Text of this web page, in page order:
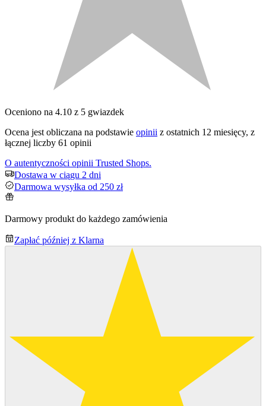
Oceniono na 4.10 z 5 gwiazdek
Ocena jest obliczana na podstawie opinii z ostatnich 12 miesięcy, z
łącznej liczby 61 opinii
O autentyczności opinii Trusted Shops.
Dostawa w ciągu 2 dni
Darmowa wysyłka od 250 zł
Darmowy produkt do każdego zamówienia
Zapłać później z Klarna